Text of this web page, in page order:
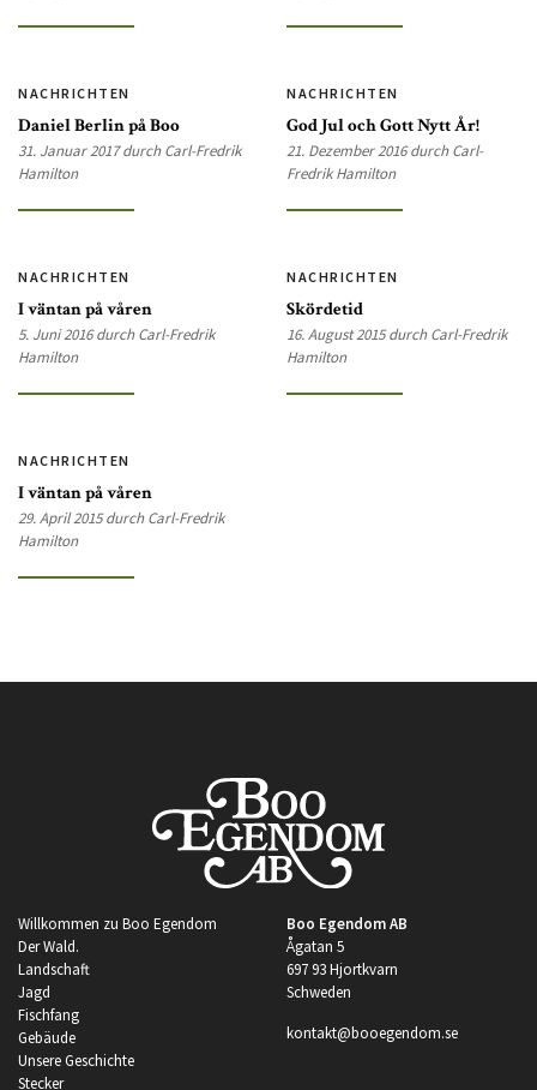
NACHRICHTEN
Daniel Berlin på Boo
31. Januar 2017 durch Carl-Fredrik
Hamilton
NACHRICHTEN
God Jul och Gott Nytt År!
21. Dezember 2016 durch Carl-
Fredrik Hamilton
NACHRICHTEN
I väntan på våren
5. Juni 2016 durch Carl-Fredrik
Hamilton
NACHRICHTEN
Skördetid
16. August 2015 durch Carl-Fredrik
Hamilton
NACHRICHTEN
I väntan på våren
29. April 2015 durch Carl-Fredrik
Hamilton
Willkommen zu Boo Egendom
Der Wald.
Landschaft
Jagd
Fischfang
Gebäude
Unsere Geschichte
Stecker
Boo Egendom AB
Ågatan 5
697 93 Hjortkvarn
Schweden
kontakt@booegendom.se